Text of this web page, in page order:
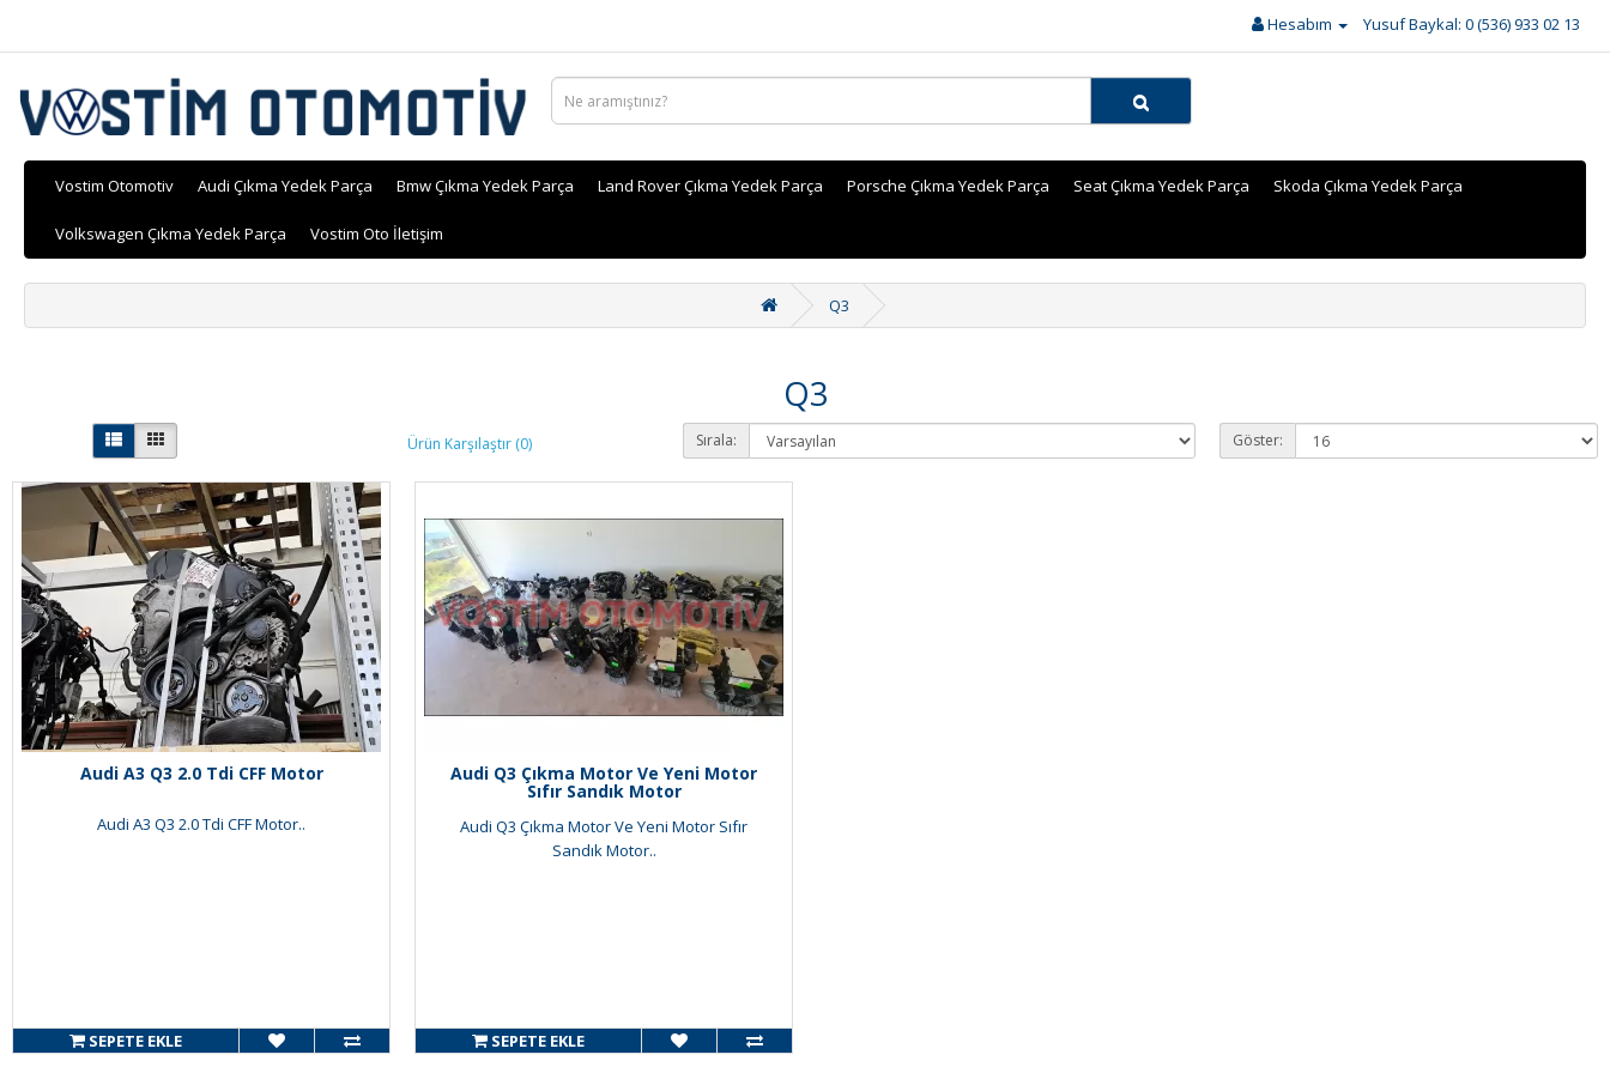
Hesabım Yusuf Baykal: 0 (536) 933 02 13
Vostim Otomotiv Audi Çıkma Yedek Parça Bmw Çıkma Yedek Parça Land Rover Çıkma Yedek Parça Porsche Çıkma Yedek Parça Seat Çıkma Yedek Parça Skoda Çıkma Yedek Parça
Volkswagen Çıkma Yedek Parça Vostim Oto İletişim
Q3
Q3
Ürün Karşılaştır (0) Sırala: Göster:
Audi A3 Q3 2.0 Tdi CFF Motor
Audi A3 Q3 2.0 Tdi CFF Motor..
SEPETE EKLE
Audi Q3 Çıkma Motor Ve Yeni Motor
Sıfır Sandık Motor
Audi Q3 Çıkma Motor Ve Yeni Motor Sıfır
Sandık Motor..
SEPETE EKLE